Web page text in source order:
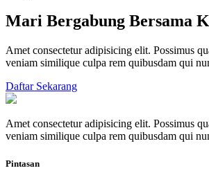
Mari Bergabung Bersama
Amet consectetur adipisicing elit. Possimus
veniam similique culpa rem quibusdam qui
Daftar Sekarang
Amet consectetur adipisicing elit. Possimus
veniam similique culpa rem quibusdam qui
Pintasan